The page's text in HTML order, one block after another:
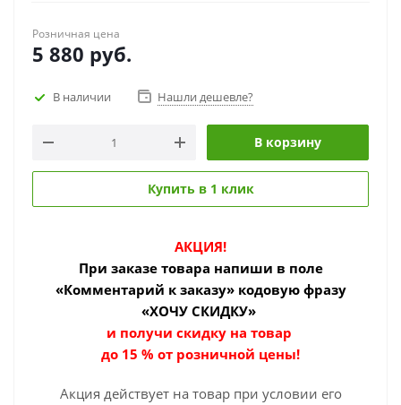
Розничная цена
5 880 руб.
В наличии Нашли дешевле?
В корзину
Купить в 1 клик
АКЦИЯ!
При заказе товара напиши в поле
«Комментарий к заказу» кодовую фразу
«ХОЧУ СКИДКУ»
и получи скидку на товар
до 15 % от розничной цены!
Акция действует на товар при условии его